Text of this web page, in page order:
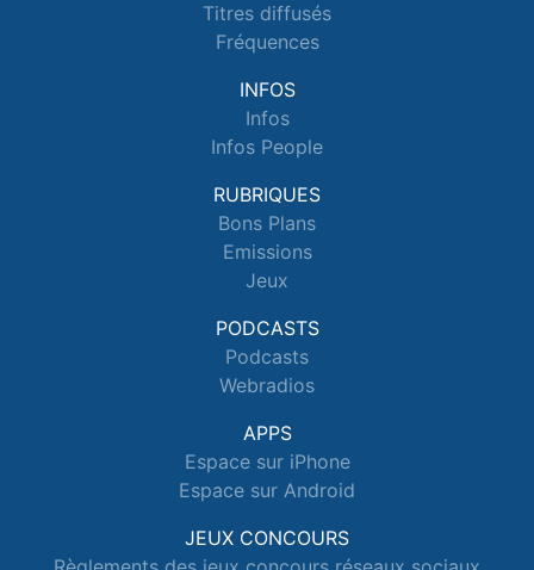
Titres diffusés
Fréquences
INFOS
Infos
Infos People
RUBRIQUES
Bons Plans
Emissions
Jeux
PODCASTS
Podcasts
Webradios
APPS
Espace sur iPhone
Espace sur Android
JEUX CONCOURS